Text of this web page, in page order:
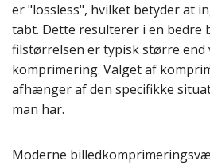
er "lossless", hvilket betyder at
tabt. Dette resulterer i en bedre
filstørrelsen er typisk større end
komprimering. Valget af
afhænger af den specifikke
man har.
Moderne